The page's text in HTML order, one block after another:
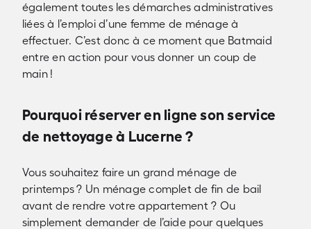
également toutes les démarches administratives
liées à l’emploi d’une femme de ménage à
effectuer. C’est donc à ce moment que Batmaid
entre en action pour vous donner un coup de
main !
Pourquoi réserver en ligne son service
de nettoyage à Lucerne ?
Vous souhaitez faire un grand ménage de
printemps ? Un ménage complet de fin de bail
avant de rendre votre appartement ? Ou
simplement demander de l’aide pour quelques